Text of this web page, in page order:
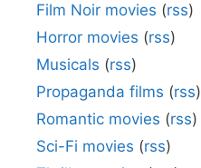
Film Noir movies (rss)
Horror movies (rss)
Musicals (rss)
Propaganda films (rss)
Romantic movies (rss)
Sci-Fi movies (rss)